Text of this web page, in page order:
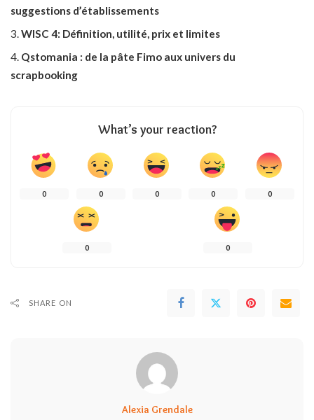
suggestions d’établissements
WISC 4: Définition, utilité, prix et limites
Qstomania : de la pâte Fimo aux univers du
scrapbooking
What’s your reaction?
0 0 0 0 0
0 0
SHARE ON
Alexia Grendale